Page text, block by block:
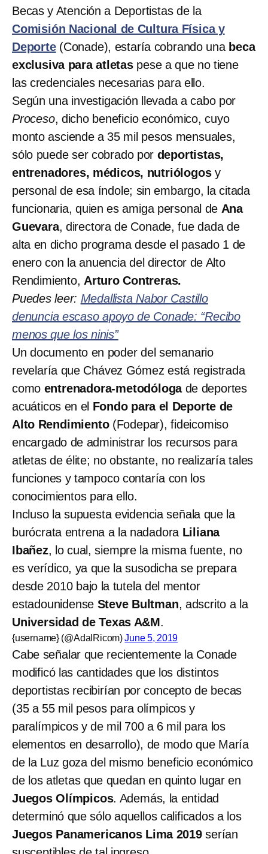
Becas y Atención a Deportistas de la
Comisión Nacional de Cultura Física y
Deporte (Conade), estaría cobrando una beca
exclusiva para atletas pese a que no tiene
las credenciales necesarias para ello.
Según una investigación llevada a cabo por
Proceso, dicho beneficio económico, cuyo
monto asciende a 35 mil pesos mensuales,
sólo puede ser cobrado por deportistas,
entrenadores, médicos, nutriólogosy
personal de esa índole; sin embargo, la citada
funcionaria, quien es amiga personal de Ana
Guevara, directora de Conade, fue dada de
alta en dicho programa desde el pasado 1 de
enero con la anuencia del director de Alto
Rendimiento, Arturo Contreras.
Puedes leer: Medallista Nabor Castillo
denuncia escaso apoyo de Conade: “Recibo
menos que los ninis”
Un documento en poder del semanario
revelaría que Chávez Gómez está registrada
como entrenadora-metodólogade deportes
acuáticos en el Fondo para el Deporte de
Alto Rendimiento(Fodepar), fideicomiso
encargado de administrar los recursos para
atletas de élite; no obstante, no realizaría tales
funciones y tampoco contaría con los
conocimientos para ello.
Incluso la supuesta evidencia señala que la
burócrata entrena a la nadadora Liliana
Ibañez, lo cual, siempre la misma fuente, no
es verídico, ya que la susodicha se prepara
desde 2010 bajo la tutela del mentor
estadounidense Steve Bultman, adscrito a la
Universidad de Texas A&M.
{username} (@AdalRicom)June 5, 2019
Cabe señalar que recientemente la Conade
modificó las cantidades que los distintos
deportistas recibirían por concepto de becas
(35 a 55 mil pesos para olímpicos y
paralímpicos y de mil 700 a 6 mil para los
elementos en desarrollo), de modo que María
de la Luz goza del mismo beneficio económico
de los atletas que quedan en quinto lugar en
Juegos Olímpicos. Además, la entidad
determinó que sólo aquellos calificados a los
Juegos Panamericanos Lima 2019serían